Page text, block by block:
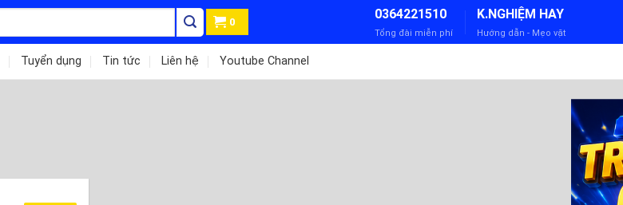
0
0364221510
Tổng đài miễn phí
K.NGHIỆM HAY
Hướng dẫn - Mẹo vặt
Tuyển dụng Tin tức Liên hệ Youtube Channel